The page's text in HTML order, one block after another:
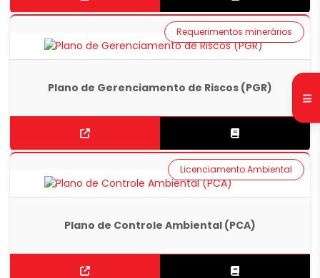
Plano de Gerenciamento de Riscos (PGR)
Requerimentos minerários
Plano de Controle Ambiental (PCA)
Licenciamento Ambiental